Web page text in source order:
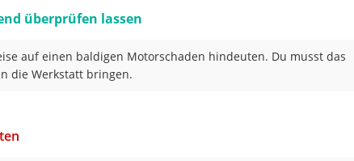
überprüfen lassen
auf einen baldigen Motorschaden hindeuten. Du musst das
die Werkstatt bringen.